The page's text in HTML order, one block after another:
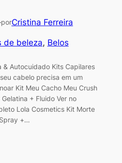
porCristina Ferreira
de beleza, Belos
Autocuidado Kits Capilares
cabelo precisa em um
Kit Meu Cacho Meu Crush
+ Fluido Ver no
Lola Cosmetics Kit Morte
+…